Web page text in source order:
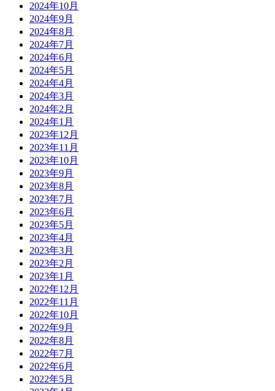
2024年10月
2024年9月
2024年8月
2024年7月
2024年6月
2024年5月
2024年4月
2024年3月
2024年2月
2024年1月
2023年12月
2023年11月
2023年10月
2023年9月
2023年8月
2023年7月
2023年6月
2023年5月
2023年4月
2023年3月
2023年2月
2023年1月
2022年12月
2022年11月
2022年10月
2022年9月
2022年8月
2022年7月
2022年6月
2022年5月